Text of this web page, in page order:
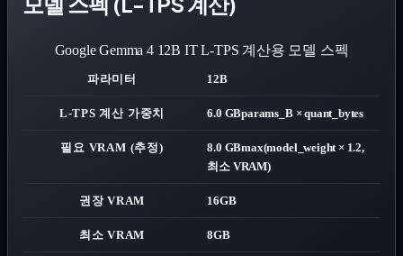
Google Gemma 4 12B ITL-TPS 계산용 모델 스펙
파라미터 12B
L-TPS 계산 가중치 6.0 GBparams_B × quant_bytes
필요 VRAM (추정) 8.0 GBmax(model_weight × 1.2,
최소 VRAM)
권장 VRAM 16GB
최소 VRAM 8GB